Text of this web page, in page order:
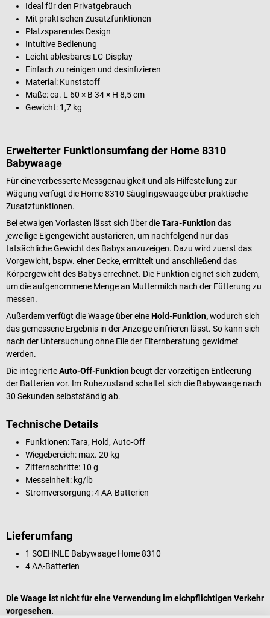
Ideal für den Privatgebrauch
Mit praktischen Zusatzfunktionen
Platzsparendes Design
Intuitive Bedienung
Leicht ablesbares LC-Display
Einfach zu reinigen und desinfizieren
Material: Kunststoff
Maße: ca. L 60 × B 34 × H 8,5 cm
Gewicht: 1,7 kg
Erweiterter Funktionsumfang der Home 8310
Babywaage
Für eine verbesserte Messgenauigkeit und als Hilfestellung zur
Wägung verfügt die Home 8310 Säuglingswaage über praktische
Zusatzfunktionen.
Bei etwaigen Vorlasten lässt sich über dieTara-Funktiondas
jeweilige Eigengewicht austarieren, um nachfolgend nur das
tatsächliche Gewicht des Babys anzuzeigen. Dazu wird zuerst das
Vorgewicht, bspw. einer Decke, ermittelt und anschließend das
Körpergewicht des Babys errechnet. Die Funktion eignet sich zudem,
um die aufgenommene Menge an Muttermilch nach der Fütterung zu
messen.
Außerdem verfügt die Waage über eineHold-Funktion,wodurch sich
das gemessene Ergebnis in der Anzeige einfrieren lässt. So kann sich
nach der Untersuchung ohne Eile der Elternberatung gewidmet
werden.
Die integrierteAuto-Off-Funktion beugt der vorzeitigen Entleerung
der Batterien vor. Im Ruhezustand schaltet sich die Babywaage nach
30 Sekunden selbstständig ab.
Technische Details
Funktionen: Tara, Hold, Auto-Off
Wiegebereich: max. 20 kg
Ziffernschritte: 10 g
Messeinheit: kg/lb
Stromversorgung: 4 AA-Batterien
Lieferumfang
1 SOEHNLE Babywaage Home 8310
4 AA-Batterien
Die Waage ist nicht für eine Verwendung im eichpflichtigen Verkehr
vorgesehen.